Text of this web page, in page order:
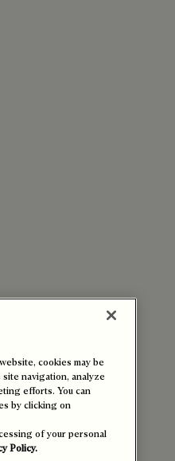
cookies may be
navigation, analyze
efforts. You can
by clicking on
of your personal
Policy.